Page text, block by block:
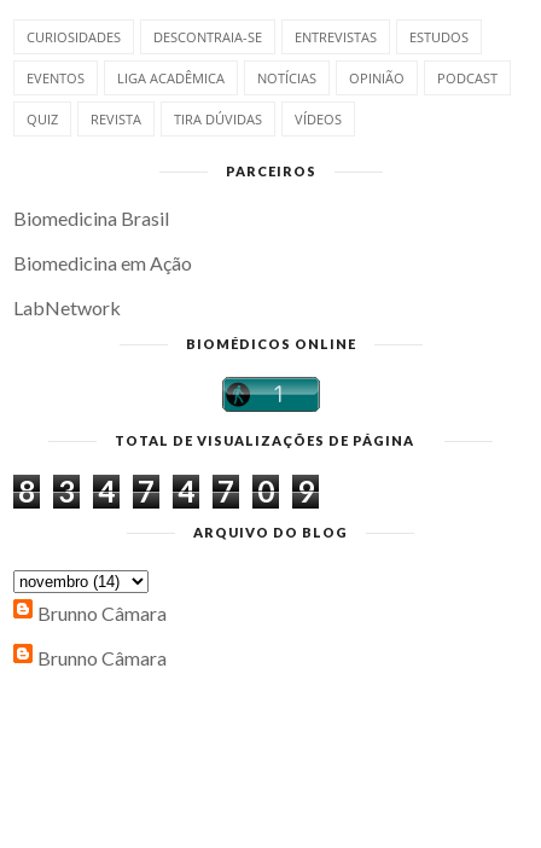
CURIOSIDADES DESCONTRAIA-SE ENTREVISTAS ESTUDOS
EVENTOS LIGA ACADÊMICA NOTÍCIAS OPINIÃO PODCAST
QUIZ REVISTA TIRA DÚVIDAS VÍDEOS
PARCEIROS
Biomedicina Brasil
Biomedicina em Ação
LabNetwork
BIOMÉDICOS ONLINE
TOTAL DE VISUALIZAÇÕES DE PÁGINA
8 3 4 7 4 7 0 9
ARQUIVO DO BLOG
Brunno Câmara
Brunno Câmara